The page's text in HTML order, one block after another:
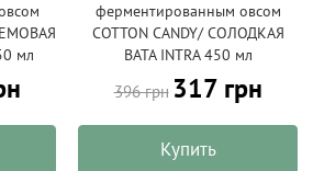
мл
ферментированным овсом
COTTON CANDY/ СОЛОДКАЯ
ВАТА INTRA 450 мл
396 грн 317 грн
Купить